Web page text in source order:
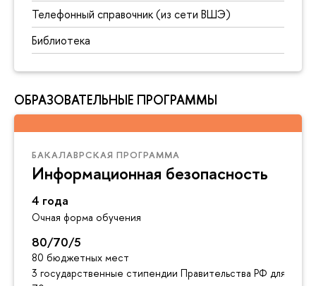
Телефонный справочник (из сети ВШЭ)
Библиотека
ОБРАЗОВАТЕЛЬНЫЕ ПРОГРАММЫ
БАКАЛАВРСКАЯ ПРОГРАММА
Информационная безопасность
4 года
Очная форма обучения
80/70/5
80 бюджетных мест
3 государственные стипендии Правительства РФ для